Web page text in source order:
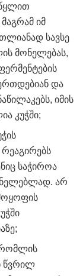
წყლით
იმ
სავსე
მონელებას,
და
იმის
კუჭში;
რეაგირებს
საჭიროა
არ
რომლის
წვრილ